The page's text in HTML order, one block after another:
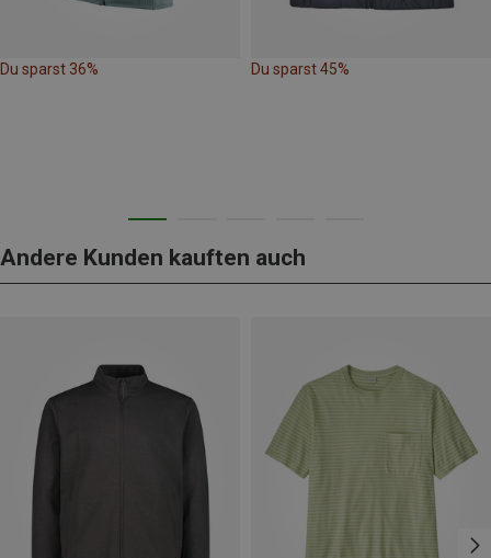
Du sparst 36% Du sparst 45%
Andere Kunden kauften auch